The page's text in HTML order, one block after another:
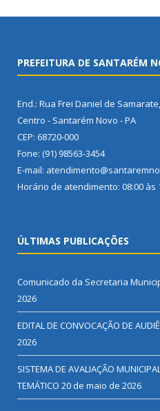
PREFEITURA DE SANTARÉM
End.: Rua Frei Daniel de
Centro - Santarém Novo - PA
CEP: 68720-000
Fone: (91) 98563-3454
E-mail:
Horário de atendimento: 08:00 às
ÚLTIMAS PUBLICAÇÕES
Comunicado da Secretaria
2026
EDITAL DE CONVOCAÇÃO DE
2026
SISTEMA DE AVALIAÇÃO
TEMÁTICO 20 de maio de 2026